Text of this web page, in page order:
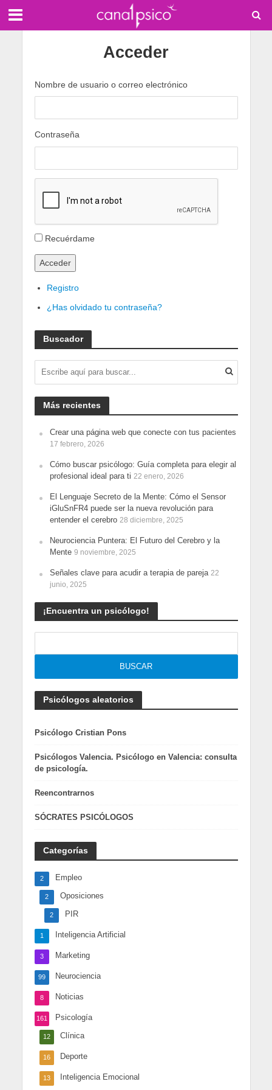
Acceder
Nombre de usuario o correo electrónico
Contraseña
Recuérdame
Acceder
Registro
¿Has olvidado tu contraseña?
Buscador
Más recientes
Crear una página web que conecte con tus pacientes
17 febrero, 2026
Cómo buscar psicólogo: Guía completa para elegir al
profesional ideal para ti 22 enero, 2026
El Lenguaje Secreto de la Mente: Cómo el Sensor
iGluSnFR4 puede ser la nueva revolución para
entender el cerebro 28 diciembre, 2025
Neurociencia Puntera: El Futuro del Cerebro y la
Mente 9 noviembre, 2025
Señales clave para acudir a terapia de pareja 22
junio, 2025
¡Encuentra un psicólogo!
Psicólogos aleatorios
Psicólogo Cristian Pons
Psicólogos Valencia. Psicólogo en Valencia: consulta
de psicología.
Reencontrarnos
SÓCRATES PSICÓLOGOS
Categorías
Empleo
2
Oposiciones
2
PIR
2
Inteligencia Artificial
1
Marketing
3
Neurociencia
99
Noticias
8
Psicología
161
Clínica
12
Deporte
16
Inteligencia Emocional
13